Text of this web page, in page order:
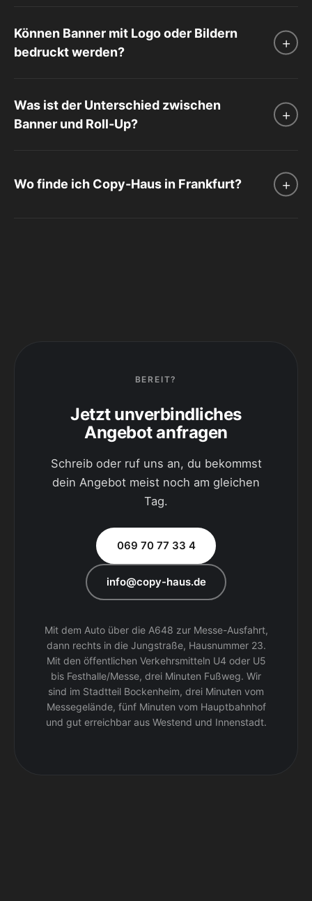
Können Banner mit Logo oder Bildern
bedruckt werden?
Was ist der Unterschied zwischen
Banner und Roll-Up?
Wo finde ich Copy-Haus in Frankfurt?
BEREIT?
Jetzt unverbindliches
Angebot anfragen
Schreib oder ruf uns an, du bekommst
dein Angebot meist noch am gleichen
Tag.
069 70 77 33 4
info@copy-haus.de
Mit dem Auto über die A648 zur Messe-Ausfahrt,
dann rechts in die Jungstraße, Hausnummer 23.
Mit den öffentlichen Verkehrsmitteln U4 oder U5
bis Festhalle/Messe, drei Minuten Fußweg. Wir
sind im Stadtteil Bockenheim, drei Minuten vom
Messegelände, fünf Minuten vom Hauptbahnhof
und gut erreichbar aus Westend und Innenstadt.